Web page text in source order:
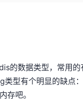
的数据类型，常用
类型有个明显的缺点
存吧。